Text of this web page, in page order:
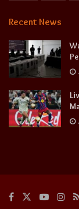
Recent News